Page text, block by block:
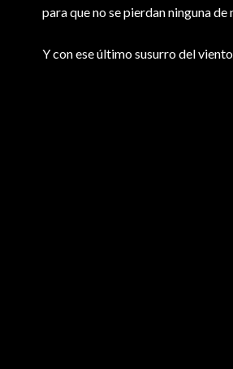
para que no se pierdan ninguna
Y con ese último susurro del